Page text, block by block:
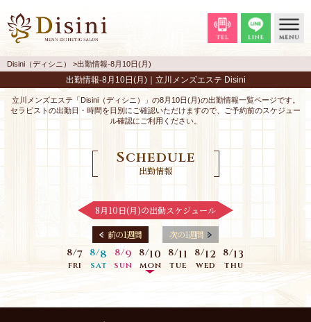
Disini（ディシニ） 出勤情報-8月10日(月)
出勤情報-8月10日(月)｜立川メンズエステ Disini
立川メンズエステ「Disini（ディシニ）」の8月10日(月)の出勤情報一覧ページです。
セラピストの出勤日・時間を日別にご確認いただけますので、ご予約前のスケジュー
ル確認にご利用ください。
Schedule
出勤情報
8月10日(月)の出勤スケジュール
前の1週間 次の1週間
8/7
fri
8/8
sat
8/9
sun
8/10
mon
8/11
tue
8/12
wed
8/13
thu